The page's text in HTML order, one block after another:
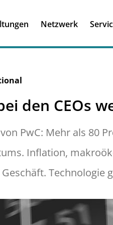
Netzwerk
den CEOs
PwC: Mehr als 80
Inflation,
Technologie